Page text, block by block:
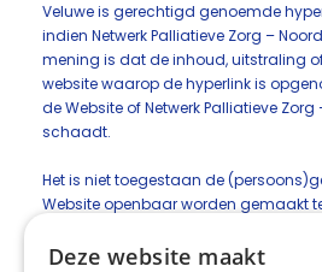
Veluwe is gerechtigd genoemde
indien Netwerk Palliatieve Zorg –
mening is dat de inhoud, uitstraling
website waarop de hyperlink is
de Website of Netwerk Palliatieve
schaadt.
Het is niet toegestaan de
Website openbaar worden gemaakt
doel dan ook, op straffe van een
1.000 (duizend euro) per gebeurtenis,
Deze website maakt